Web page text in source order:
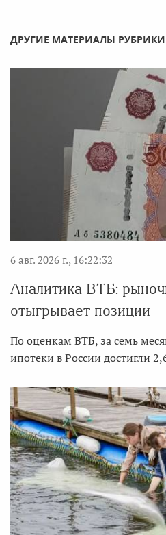
ДРУГИЕ МАТЕРИАЛЫ
6 авг. 2026 г., 16:22:32
Аналитика ВТБ:
отыгрывает позиции
По оценкам ВТБ, за семь
ипотеки в России достигли